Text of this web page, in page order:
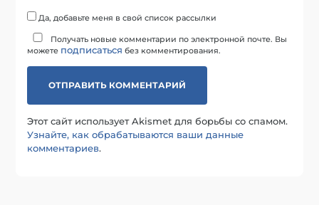
Да, добавьте меня в свой список рассылки
Получать новые комментарии по электронной почте. Вы
можете подписаться без комментирования.
Этот сайт использует Akismet для борьбы со спамом.
Узнайте, как обрабатываются ваши данные
комментариев.